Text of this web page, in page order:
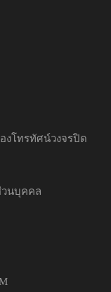
งโทรทัศน์วงจรปิด
วนบุคคล